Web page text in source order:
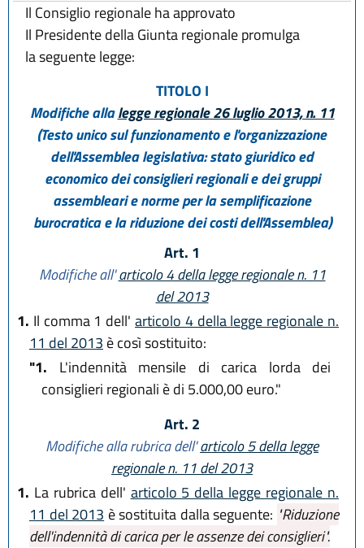
Il Consiglio regionale ha approvato
Il Presidente della Giunta regionale promulga
la seguente legge:
TITOLO I
Modifiche allalegge regionale 26 luglio 2013, n. 11
(Testo unico sul funzionamento e l'organizzazione
dell'Assemblea legislativa: stato giuridico ed
economico dei consiglieri regionali e dei gruppi
assembleari e norme per la semplificazione
burocratica e la riduzione dei costi dell'Assemblea)
Art. 1
Modifiche all'articolo 4 della legge regionale n. 11
del 2013
1. Il comma 1 dell'articolo 4 della legge regionale n.
11 del 2013 è così sostituito:
"1. L'indennità mensile di carica lorda dei
consiglieri regionali è di 5.000,00 euro."
Art. 2
Modifiche alla rubrica dell'articolo 5 della legge
regionale n. 11 del 2013
1. La rubrica dell' articolo 5 della legge regionale n.
11 del 2013 è sostituita dalla seguente: "Riduzione
dell'indennità di carica per le assenze dei consiglieri".